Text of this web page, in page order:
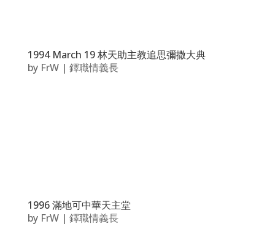
1994 March 19 林天助主教追思彌撒大典
by FrW| 鐸職情義長
1996 滿地可中華天主堂
by FrW| 鐸職情義長